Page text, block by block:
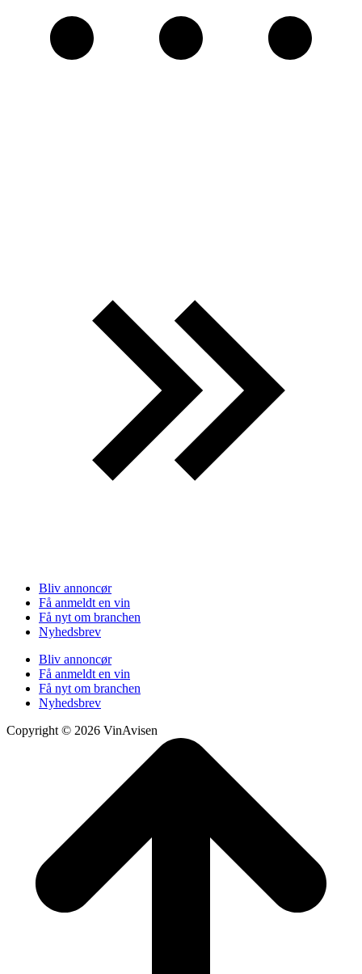
Bliv annoncør
Få anmeldt en vin
Få nyt om branchen
Nyhedsbrev
Bliv annoncør
Få anmeldt en vin
Få nyt om branchen
Nyhedsbrev
Copyright © 2026 VinAvisen